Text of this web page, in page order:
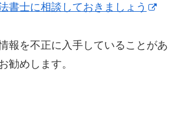
書士に相談しておきましょう
報を不正に入手していることが
勧めします。